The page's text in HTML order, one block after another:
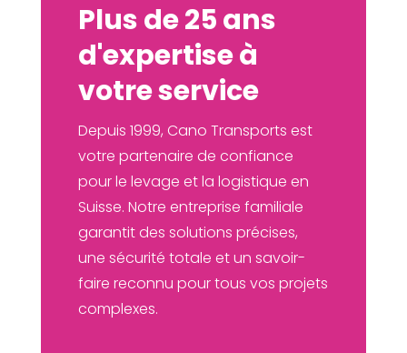
Plus de 25 ans
d'expertise à
votre service
Depuis 1999, Cano Transports est
votre partenaire de confiance
pour le levage et la logistique en
Suisse. Notre entreprise familiale
garantit des solutions précises,
une sécurité totale et un savoir-
faire reconnu pour tous vos projets
complexes.